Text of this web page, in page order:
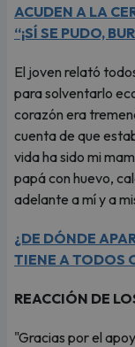
ACUDEN A LA
“¡SÍ SE PUDO,
El joven relató
para solventarlo
corazón era
cuenta de que
vida ha sido mi
papá con huevo,
adelante a mí y a
¿DE DÓNDE
TIENE A TODOS
REACCIÓN DE
"Gracias por el